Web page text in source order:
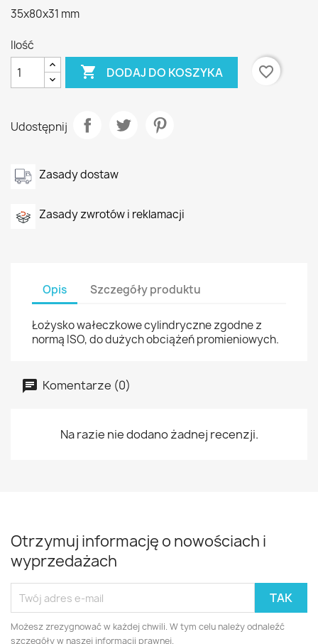
35x80x31 mm
Ilość
 DODAJ DO KOSZYKA favorite_border
Udostępnij
Zasady dostaw
Zasady zwrotów i reklamacji
Opis Szczegóły produktu
Łożysko wałeczkowe cylindryczne zgodne z
normą ISO, do dużych obciążeń promieniowych.
Komentarze (0)
Na razie nie dodano żadnej recenzji.
Otrzymuj informację o nowościach i
wyprzedażach
Możesz zrezygnować w każdej chwili. W tym celu należy odnaleźć
szczegóły w naszej informacji prawnej.